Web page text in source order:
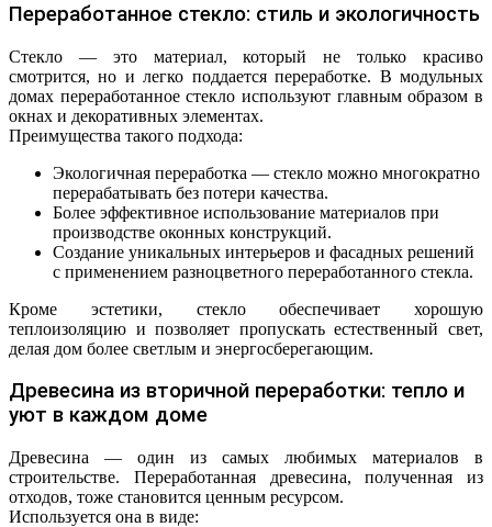
Переработанное стекло: стиль и экологичность
Стекло — это материал, который не только красиво
смотрится, но и легко поддается переработке. В модульных
домах переработанное стекло используют главным образом в
окнах и декоративных элементах.
Преимущества такого подхода:
Экологичная переработка — стекло можно многократно
перерабатывать без потери качества.
Более эффективное использование материалов при
производстве оконных конструкций.
Создание уникальных интерьеров и фасадных решений
с применением разноцветного переработанного стекла.
Кроме эстетики, стекло обеспечивает хорошую
теплоизоляцию и позволяет пропускать естественный свет,
делая дом более светлым и энергосберегающим.
Древесина из вторичной переработки: тепло и
уют в каждом доме
Древесина — один из самых любимых материалов в
строительстве. Переработанная древесина, полученная из
отходов, тоже становится ценным ресурсом.
Используется она в виде: